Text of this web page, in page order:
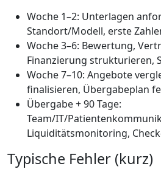
Woche 1–2: Unterlagen
Standort/Modell, erste
Woche 3–6: Bewertung,
Finanzierung strukturieren,
Woche 7–10: Angebote
finalisieren, Übergabeplan
Übergabe + 90 Tage:
Team/IT/
Liquiditätsmonitoring,
Typische Fehler (kurz)